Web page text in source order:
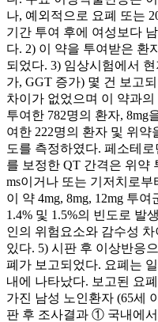
나, 예외적으로 요폐 또는
기간 투여 후에 여성보다
다. 2) 이 약을 투여받은 환
되었다. 3) 임상시험에서
가, GGT 증가) 몇 건 보고
차이가 없었으며 이 약과
투여한 782명의 환자, 8mg
여한 222명의 환자 및 위약
도를 측정하였다. 페소테
를 보정한 QT 간격은 위약
ms이거나 또는 기저치로부
이 약 4mg, 8mg, 12mg 투
1.4% 및 1.5%의 빈도로 발
인의 위험요소와 감수성
있다. 5) 시판 후 이상반응
폐가 보고되었다. 요폐는
내에 나타났다. 보고된 요
가진 남성 노인환자 (65세
판 후 조사결과 ① 국내에